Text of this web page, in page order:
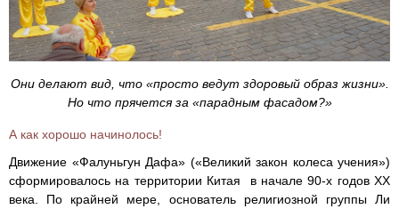
Они делают вид, что «просто ведут здоровый образ жизни».
Но что прячется за «парадным фасадом?»
А как хорошо начинолось!
Движение «Фалуньгун Дафа» («Великий закон колеса учения»)
сформировалось на территории Китая в начале 90-х годов ХХ
века. По крайней мере, основатель религиозной группы Ли